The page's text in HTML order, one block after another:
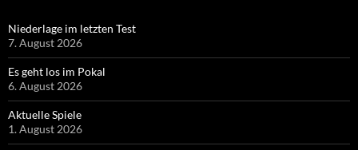
Niederlage im letzten Test
7. August 2026
Es geht los im Pokal
6. August 2026
Aktuelle Spiele
1. August 2026